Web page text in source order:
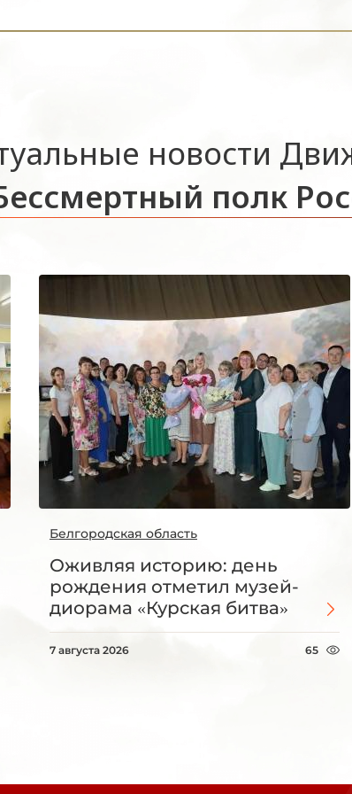
новости
полк
Белгородская область
Оживляя историю: день
рождения отметил музей-
диорама «Курская битва»
7 августа 2026 65